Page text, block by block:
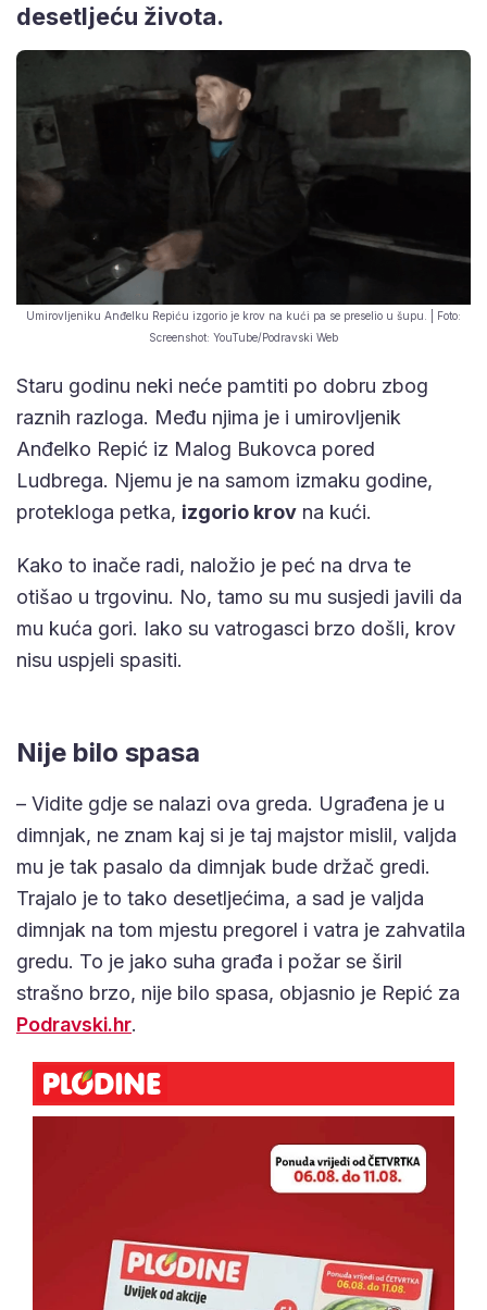
desetljeću života.
Umirovljeniku Anđelku Repiću izgorio je krov na kući pa se preselio u šupu. | Foto:
Screenshot: YouTube/Podravski Web
Staru godinu neki neće pamtiti po dobru zbog
raznih razloga. Među njima je i umirovljenik
Anđelko Repić iz Malog Bukovca pored
Ludbrega. Njemu je na samom izmaku godine,
protekloga petka, izgorio krov na kući.
Kako to inače radi, naložio je peć na drva te
otišao u trgovinu. No, tamo su mu susjedi javili da
mu kuća gori. Iako su vatrogasci brzo došli, krov
nisu uspjeli spasiti.
Nije bilo spasa
– Vidite gdje se nalazi ova greda. Ugrađena je u
dimnjak, ne znam kaj si je taj majstor mislil, valjda
mu je tak pasalo da dimnjak bude držač gredi.
Trajalo je to tako desetljećima, a sad je valjda
dimnjak na tom mjestu pregorel i vatra je zahvatila
gredu. To je jako suha građa i požar se širil
strašno brzo, nije bilo spasa, objasnio je Repić za
Podravski.hr.